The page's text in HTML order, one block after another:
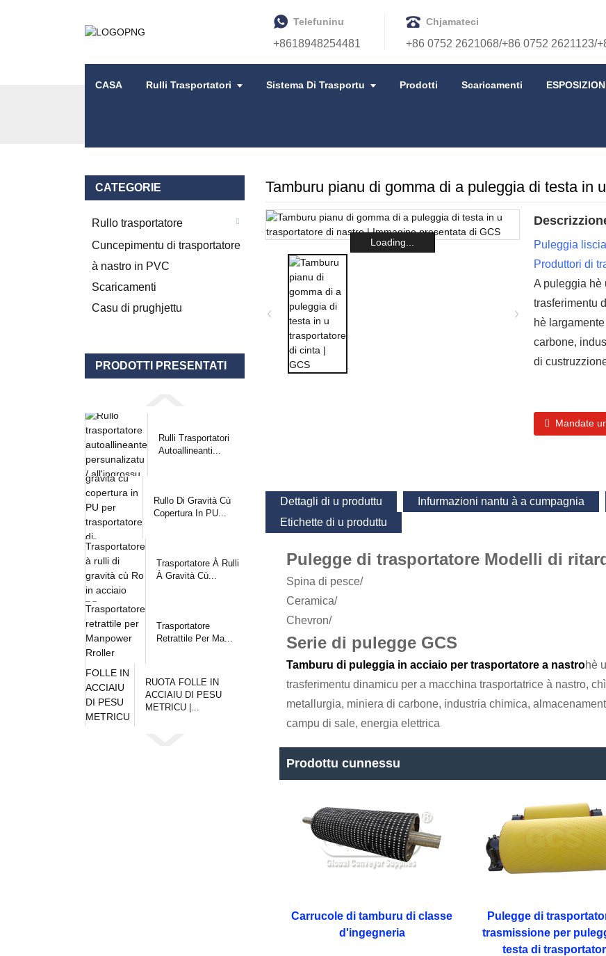
Telefuninu
+8618948254481
Chjamateci
+86 0752 2621068/+86 0752 2621123/
CASA Rulli Trasportatori Sistema Di Trasportu Prodotti Scaricamenti
CATEGORIE
Rullo trasportatore
Cuncepimentu di trasportatore
à nastro in PVC
Scaricamenti
Casu di prughjettu
PRODOTTI PRESENTATI
Rulli Trasportatori
Autoallineanti...
Rullo Di Gravità Cù
Copertura In PU...
Trasportatore À Rulli
À Gravità Cù...
Trasportatore
Retrattile Per Ma...
RUOTA FOLLE IN
ACCIAIU DI PESU
METRICU |...
Tamburu pianu di gomma di a puleggia di testa in
Loading... Puleggia
Produttori di
A puleggia hè
trasferimentu
hè
carbone,
di
Mandate
Dettagli di u produttu Infurmazioni nantu à a cumpagnia
Etichette di u produttu
Pulegge di trasportatore Modelli di
Spina di pesce/
Ceramica/
Chevron/
Serie di pulegge GCS
Tamburu di puleggia in acciaio per trasportatore a nastrohè
trasferimentu dinamicu per a macchina trasportatrice à nastro,
metallurgia, miniera di carbone, industria chimica,
campu di sale, energia elettrica
Prodottu cunnessu
Carrucole di tamburu di classe
d'ingegneria
Pulegge di
trasmissione per
testa di